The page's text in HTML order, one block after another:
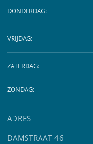
DONDERDAG:
VRIJDAG:
ZATERDAG:
ZONDAG:
ADRES
DAMSTRAAT 46